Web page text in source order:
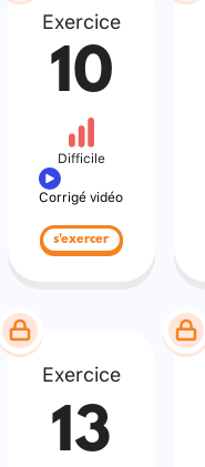
Exercice
10
Difficile
Corrigé vidéo
s'exercer
Exercice
13